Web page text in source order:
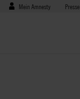
Benutzermenü
Mein Amnesty Presse
Presse